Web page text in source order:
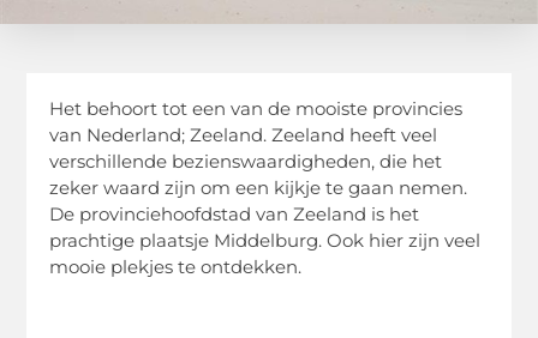
Het behoort tot een van de mooiste provincies
van Nederland; Zeeland. Zeeland heeft veel
verschillende bezienswaardigheden, die het
zeker waard zijn om een kijkje te gaan nemen.
De provinciehoofdstad van Zeeland is het
prachtige plaatsje Middelburg. Ook hier zijn veel
mooie plekjes te ontdekken.